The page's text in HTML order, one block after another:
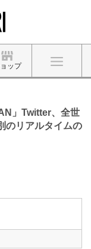
ップ
」Twitter、全世
のリアルタイムの